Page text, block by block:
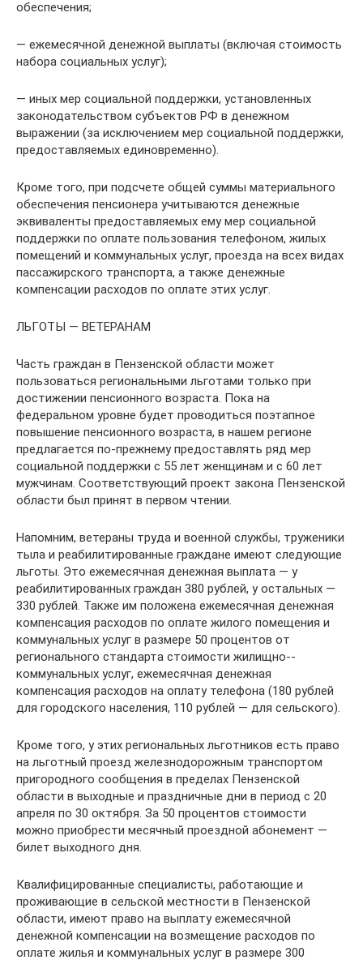
обеспечения;
— ежемесячной денежной выплаты (включая стоимость
набора социальных услуг);
— иных мер социальной поддержки, установленных
законодательством субъектов РФ в денежном
выражении (за исключением мер социальной поддержки,
предоставляемых единовременно).
Кроме того, при подсчете общей суммы материального
обеспечения пенсионера учитываются денежные
эквиваленты предоставляемых ему мер социальной
поддержки по оплате пользования телефоном, жилых
помещений и коммунальных услуг, проезда на всех видах
пассажирского транспорта, а также денежные
компенсации расходов по оплате этих услуг.
ЛЬГОТЫ — ВЕТЕРАНАМ
Часть граждан в Пензенской области может
пользоваться региональными льготами только при
достижении пенсионного возраста. Пока на
федеральном уровне будет проводиться поэтапное
повышение пенсионного возраста, в нашем регионе
предлагается по-прежнему предоставлять ряд мер
социальной поддержки с 55 лет женщинам и с 60 лет
мужчинам. Соответствующий проект закона Пензенской
области был принят в первом чтении.
Напомним, ветераны труда и военной службы, труженики
тыла и реабилитированные граждане имеют следующие
льготы. Это ежемесячная денежная выплата — у
реабилитированных граждан 380 рублей, у остальных —
330 рублей. Также им положена ежемесячная денежная
компенсация расходов по оплате жилого помещения и
коммунальных услуг в размере 50 процентов от
регионального стандарта стоимости жилищно-­
коммунальных услуг, ежемесячная денежная
компенсация расходов на оплату телефона (180 рублей
для городского населения, 110 рублей — для сельского).
Кроме того, у этих региональных льготников есть право
на льготный проезд железнодорожным транспортом
пригородного сообщения в пределах Пензенской
области в выходные и праздничные дни в период с 20
апреля по 30 октября. За 50 процентов стоимости
можно приобрести месячный проездной абонемент —
билет выходного дня.
Квалифицированные специалисты, работающие и
проживающие в сельской местности в Пензенской
области, имеют право на выплату ежемесячной
денежной компенсации на возмещение расходов по
оплате жилья и коммунальных услуг в размере 300